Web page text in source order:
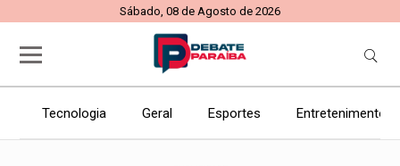
Sábado, 08 de Agosto de 2026
Tecnologia Geral Esportes Entretenimento